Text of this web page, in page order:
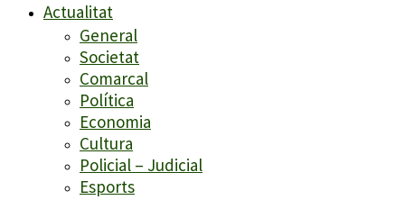
Actualitat
General
Societat
Comarcal
Política
Economia
Cultura
Policial – Judicial
Esports